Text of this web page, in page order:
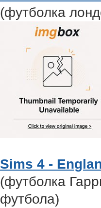
(футболка
Sims 4 -
(футболка
футбола)